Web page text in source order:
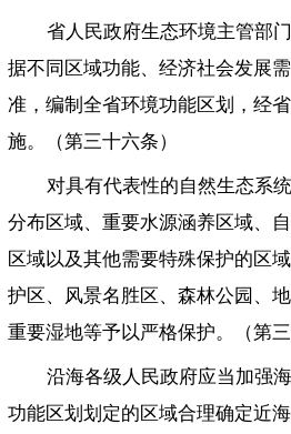
省人民政府生态环境主管部
据不同区域功能、经济社会发展
准，编制全省环境功能区划，经
施。（第三十六条）
对具有代表性的自然生态系
分布区域、重要水源涵养区域、
区域以及其他需要特殊保护的区
护区、风景名胜区、森林公园、
重要湿地等予以严格保护。（第三
沿海各级人民政府应当加强
功能区划划定的区域合理确定近